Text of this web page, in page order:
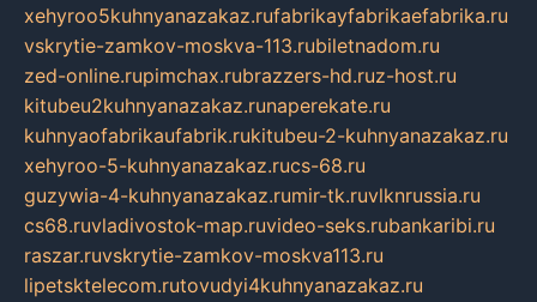
xehyroo5kuhnyanazakaz.rufabrikayfabrikaefabrika.ru
vskrytie-zamkov-moskva-113.rubiletnadom.ru
zed-online.rupimchax.rubrazzers-hd.ruz-host.ru
kitubeu2kuhnyanazakaz.runaperekate.ru
kuhnyaofabrikaufabrik.rukitubeu-2-kuhnyanazakaz.ru
xehyroo-5-kuhnyanazakaz.rucs-68.ru
guzywia-4-kuhnyanazakaz.rumir-tk.ruvlknrussia.ru
cs68.ruvladivostok-map.ruvideo-seks.rubankaribi.ru
raszar.ruvskrytie-zamkov-moskva113.ru
lipetsktelecom.rutovudyi4kuhnyanazakaz.ru